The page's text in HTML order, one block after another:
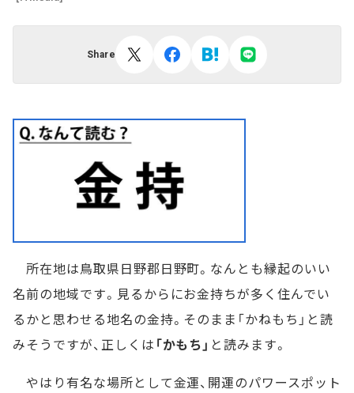
Share
所在地は鳥取県日野郡日野町。なんとも縁起のいい
名前の地域です。見るからにお金持ちが多く住んでい
るかと思わせる地名の金持。そのまま「かねもち」と読
みそうですが、正しくは 「かもち」 と読みます。
やはり有名な場所として金運、開運のパワースポット